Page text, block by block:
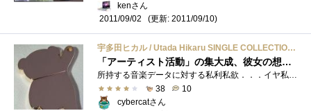
kenさん
2011/09/02
(更新: 2011/09/10)
宇多田ヒカル / Utada Hikaru SINGLE COLLECTION VOL.1+2 HD【完全数量限定生産商品】【ストア限定】【USBメモリー（オーディオ）】
「アーティスト活動」の集大成、彼女の想いがこもった作品をちりばめた宝石箱
所持する音楽データに対する私利私欲．．．イヤ私情私見あふれるコメント、音楽の杜。こういった分野のものは「好み」ですし、優劣を付ける�...
38
10
cybercatさん